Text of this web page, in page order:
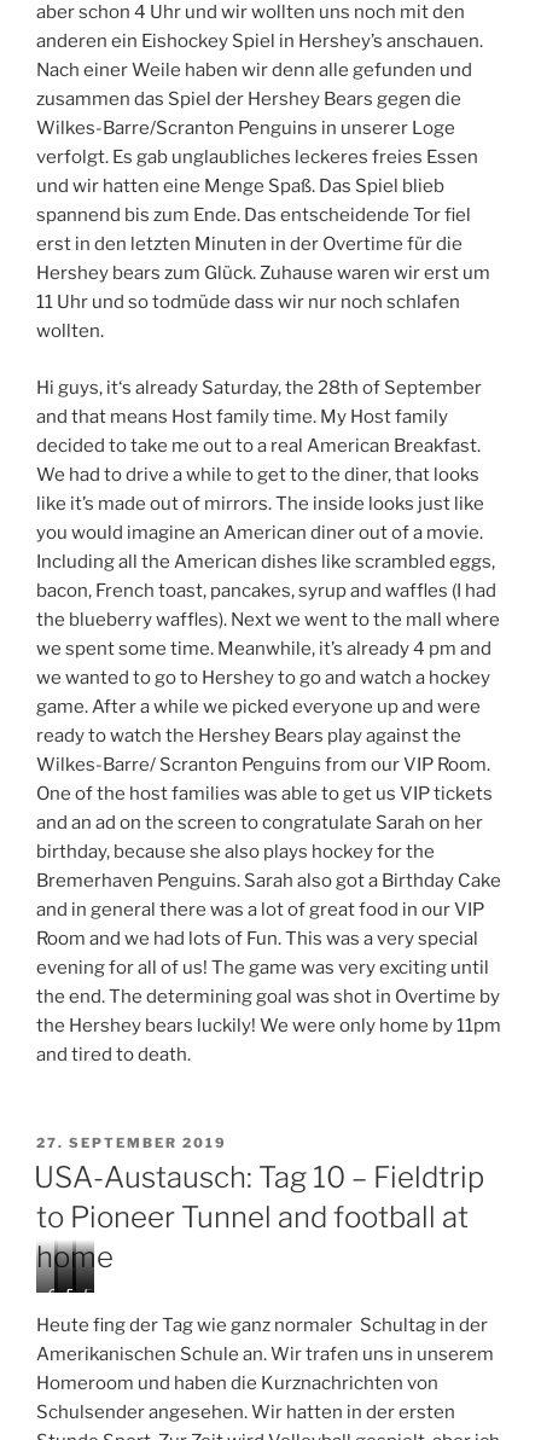
n
t
o
c
n
g
r
u
l
a
e
aber schon 4 Uhr und wir wollten uns noch mit den
anderen ein Eishockey Spiel in Hershey’s anschauen.
Nach einer Weile haben wir denn alle gefunden und
zusammen das Spiel der Hershey Bears gegen die
Wilkes-Barre/Scranton Penguins in unserer Loge
verfolgt. Es gab unglaubliches leckeres freies Essen
und wir hatten eine Menge Spaß. Das Spiel blieb
spannend bis zum Ende. Das entscheidende Tor fiel
erst in den letzten Minuten in der Overtime für die
Hershey bears zum Glück. Zuhause waren wir erst um
11 Uhr und so todmüde dass wir nur noch schlafen
wollten.
Hi guys, it‘s already Saturday, the 28th of September
and that means Host family time. My Host family
decided to take me out to a real American Breakfast.
We had to drive a while to get to the diner, that looks
like it’s made out of mirrors. The inside looks just like
you would imagine an American diner out of a movie.
Including all the American dishes like scrambled eggs,
bacon, French toast, pancakes, syrup and waffles (I had
the blueberry waffles). Next we went to the mall where
we spent some time. Meanwhile, it’s already 4 pm and
we wanted to go to Hershey to go and watch a hockey
game. After a while we picked everyone up and were
ready to watch the Hershey Bears play against the
Wilkes-Barre/ Scranton Penguins from our VIP Room.
One of the host families was able to get us VIP tickets
and an ad on the screen to congratulate Sarah on her
birthday, because she also plays hockey for the
Bremerhaven Penguins. Sarah also got a Birthday Cake
and in general there was a lot of great food in our VIP
Room and we had lots of Fun. This was a very special
evening for all of us! The game was very exciting until
the end. The determining goal was shot in Overtime by
the Hershey bears luckily! We were only home by 11pm
and tired to death.
VERÖFFENTLICHT
AM
27. SEPTEMBER 2019
USA-Austausch: Tag 10 – Fieldtrip
to Pioneer Tunnel and football at
home
G
e
m
a
n
a
P
o
n
e
P
n
e
e
F
t
b
a
l
l
c
h
t
i
Heute fing der Tag wie ganz normaler Schultag in der
Amerikanischen Schule an. Wir trafen uns in unserem
Homeroom und haben die Kurznachrichten von
Schulsender angesehen. Wir hatten in der ersten